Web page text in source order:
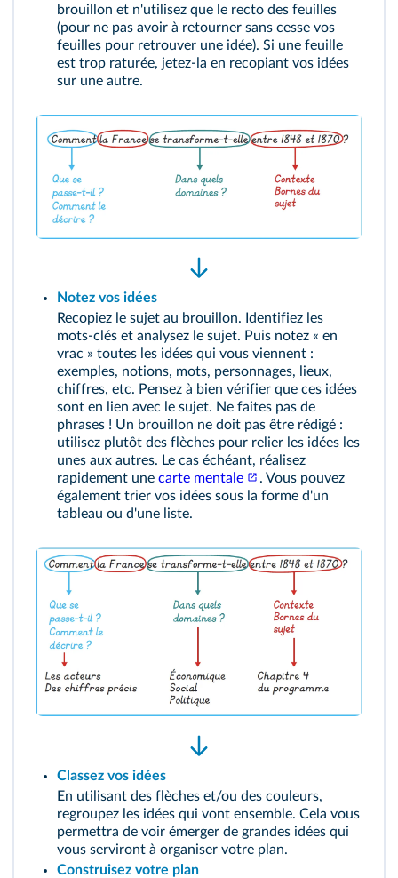
brouillon et n'utilisez que le recto des feuilles
(pour ne pas avoir à retourner sans cesse vos
feuilles pour retrouver une idée). Si une feuille
est trop raturée, jetez‑la en recopiant vos idées
sur une autre.
Notez vos idées
Recopiez le sujet au brouillon. Identifiez les
mots‑clés et analysez le sujet. Puis notez « en
vrac » toutes les idées qui vous viennent :
exemples, notions, mots, personnages, lieux,
chiffres, etc. Pensez à bien vérifier que ces idées
sont en lien avec le sujet. Ne faites pas de
phrases ! Un brouillon ne doit pas être rédigé :
utilisez plutôt des flèches pour relier les idées les
unes aux autres. Le cas échéant, réalisez
rapidement une carte mentale
. Vous pouvez
également trier vos idées sous la forme d'un
tableau ou d'une liste.
Classez vos idées
En utilisant des flèches et/ou des couleurs,
regroupez les idées qui vont ensemble. Cela vous
permettra de voir émerger de grandes idées qui
vous serviront à organiser votre plan.
Construisez votre plan